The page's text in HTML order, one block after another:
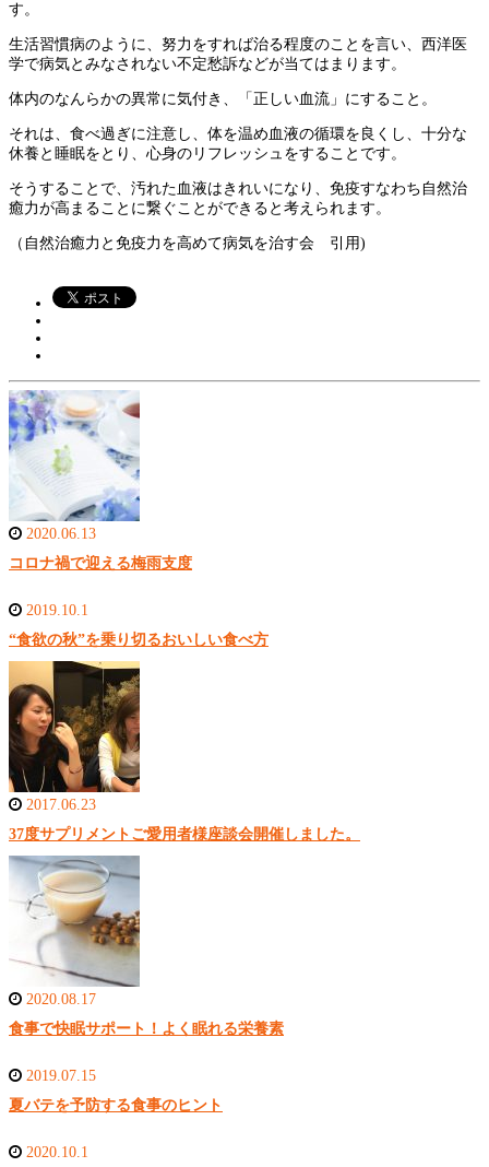
す。
生活習慣病のように、努力をすれば治る程度のことを言い、西洋医
学で病気とみなされない不定愁訴などが当てはまります。
体内のなんらかの異常に気付き、「正しい血流」にすること。
それは、食べ過ぎに注意し、体を温め血液の循環を良くし、十分な
休養と睡眠をとり、心身のリフレッシュをすることです。
そうすることで、汚れた血液はきれいになり、免疫すなわち自然治
癒力が高まることに繋ぐことができると考えられます。
（自然治癒力と免疫力を高めて病気を治す会 引用)
2020.06.13
コロナ禍で迎える梅雨支度
2019.10.1
“食欲の秋”を乗り切るおいしい食べ方
2017.06.23
37度サプリメントご愛用者様座談会開催しました。
2020.08.17
食事で快眠サポート！よく眠れる栄養素
2019.07.15
夏バテを予防する食事のヒント
2020.10.1